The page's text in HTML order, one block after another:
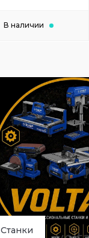
В наличии
Станки